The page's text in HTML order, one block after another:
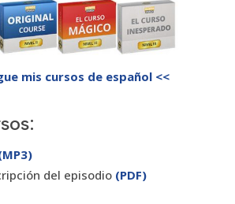
mis cursos de español <<
del episodio (PDF)